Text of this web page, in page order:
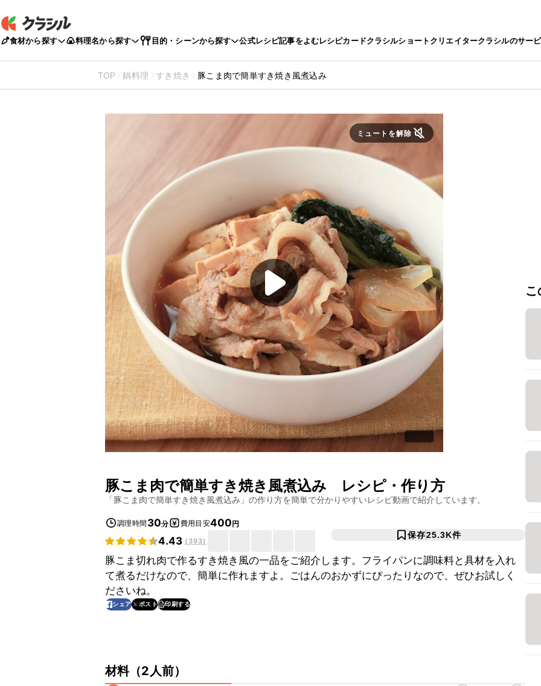
食材から探す 料理名から探す 目的・シーンから探す 公式レシピ記事をよむレシピカードクラシルショートクリエイタークラシルのサー
TOP 鍋料理 すき焼き 豚こま肉で簡単すき焼き風煮込み
ミュートを解除
豚こま肉で簡単すき焼き風煮込み レシピ・作り方
「豚こま肉で簡単すき焼き風煮込み 」の作り方を簡単で分かりやすいレシピ動画で紹介しています。
調理時間 30分 費用目安400円
4.43 ( 393)
保存25.3K件
豚こま切れ肉で作るすき焼き風の一品をご紹介します。フライパンに調味料と具材を入れ
て煮るだけなので、簡単に作れますよ。ごはんのおかずにぴったりなので、ぜひお試しく
ださいね。
シェア ポスト 印刷する
材料（2人前）